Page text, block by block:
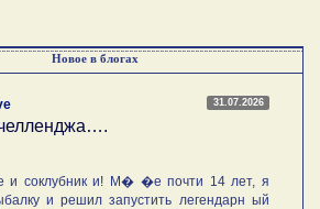
Новое в блогах
31.07.2026
и соклубник и! М� �е почти 14 лет, я
и решил запустить легендарн ый